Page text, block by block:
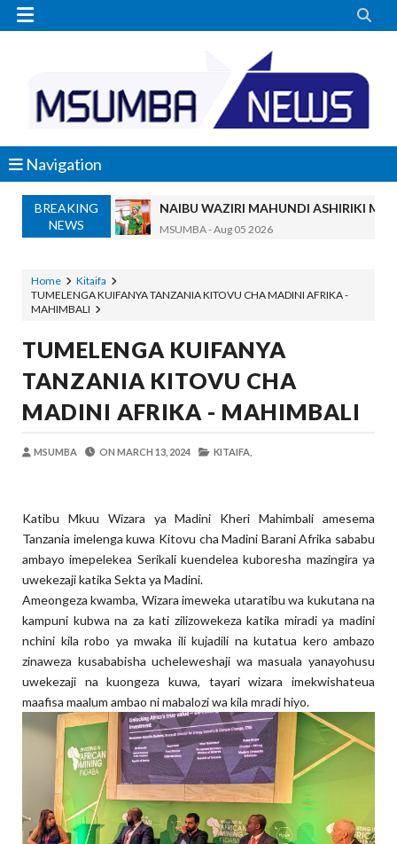
 
Navigation
BREAKING
NEWS
NAIBU WAZIRI MAHUNDI ASHIRIKI
MSUMBA-Aug 05 2026
KISHINDO CHA NGORONGORO
KAULIMBIU YA PSSSF YA ‘TUNALIPA
OSCAR ASSENGA Aug 05 2026
TANZANIA KUNUFAIKA NA SH. BILIONI
OSCAR ASSENGA -Aug 05 2026
OSCAR ASSENGA-
BARRICK NORTH MARA YAZIDI
MSUMBA-Aug 05 2026
WAKULIMA, WAFUGAJI, WAVUVI
MSUMBA
DKT. MSONDE: TBA NI KITOVU CHA FURSA ZA
Alex Sonna- Aug 06 2026
Home
Kitaifa
TUMELENGA KUIFANYA TANZANIA KITOVU CHA MADINI AFRIKA -
MAHIMBALI
TUMELENGA KUIFANYA
TANZANIA KITOVU CHA
MADINI AFRIKA - MAHIMBALI
MSUMBA ON MARCH 13, 2024 KITAIFA,
Katibu Mkuu Wizara ya Madini Kheri Mahimbali amesema
Tanzania imelenga kuwa Kitovu cha Madini Barani Afrika sababu
ambayo imepelekea Serikali kuendelea kuboresha mazingira ya
uwekezaji katika Sekta ya Madini.
Ameongeza kwamba, Wizara imeweka utaratibu wa kukutana na
kampuni kubwa na za kati zilizowekeza katika miradi ya madini
nchini kila robo ya mwaka ili kujadili na kutatua kero ambazo
zinaweza kusababisha ucheleweshaji wa masuala yanayohusu
uwekezaji na kuongeza kuwa, tayari wizara imekwishateua
maafisa maalum ambao ni mabalozi wa kila mradi hiyo.